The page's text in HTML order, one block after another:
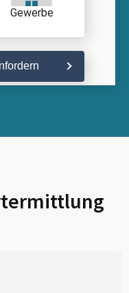
Gewerbe